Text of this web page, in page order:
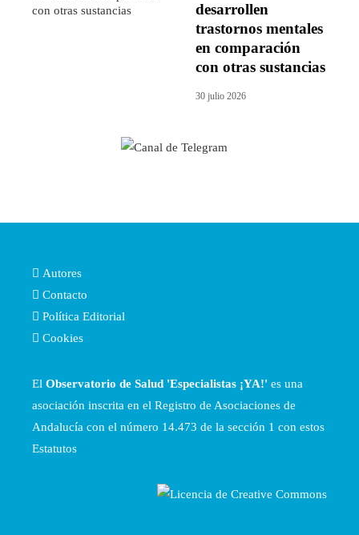
desarrollen
trastornos mentales
en comparación
con otras sustancias
30 julio 2026
Autores
Contacto
Política Editorial
Cookies
El Observatorio de Salud 'Especialistas ¡YA!' es una
asociación inscrita en el Registro de Asociaciones de
Andalucía con el número 14.473 de la sección 1 con estos
Estatutos